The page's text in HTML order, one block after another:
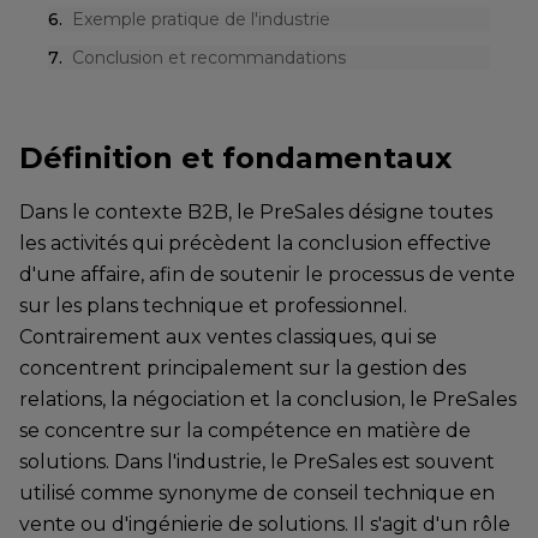
6.
Exemple pratique de l'industrie
7. Conclusion et recommandations
Définition et fondamentaux
Dans le contexte B2B, le PreSales désigne toutes
les activités qui précèdent la conclusion effective
d'une affaire, afin de soutenir le processus de vente
sur les plans technique et professionnel.
Contrairement aux ventes classiques, qui se
concentrent principalement sur la gestion des
relations, la négociation et la conclusion, le PreSales
se concentre sur la compétence en matière de
solutions. Dans l'industrie, le PreSales est souvent
utilisé comme synonyme de conseil technique en
vente ou d'ingénierie de solutions. Il s'agit d'un rôle